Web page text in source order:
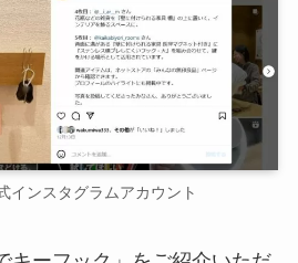
インスタグラムアカウント